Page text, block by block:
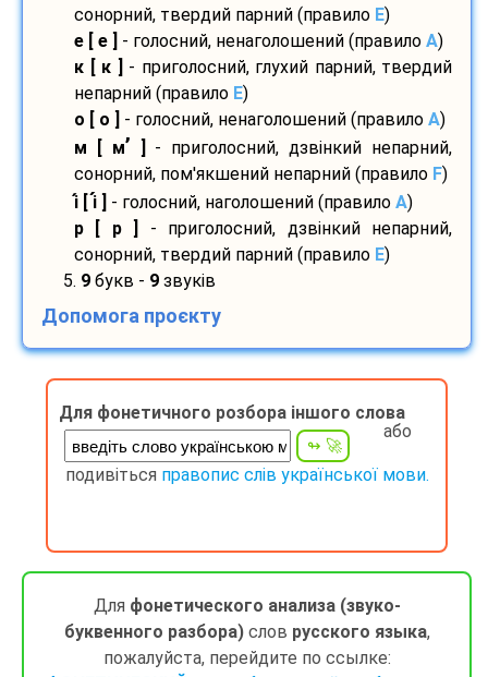
сонорний, твердий парний (правило E)
е [ е ]
- голосний, ненаголошений (правило A)
к [ к ]
- приголосний, глухий парний, твердий
непарний (правило E)
о [ о ]
- голосний, ненаголошений (правило A)
м [ м’
- приголосний, дзвінкий непарний,
сонорний, пом'якшений непарний (правило F)
і [ і - голосний, наголошений (правило A)
р [ р ]
- приголосний, дзвінкий непарний,
сонорний, твердий парний (правило E)
5. 9 букв - 9 звуків
Допомога проєкту
Для фонетичного розбора іншого слова
або
подивіться правопис слів української мови.
Для фонетического анализа (звуко-
буквенного разбора)слов русского языка,
пожалуйста, перейдите по ссылке: